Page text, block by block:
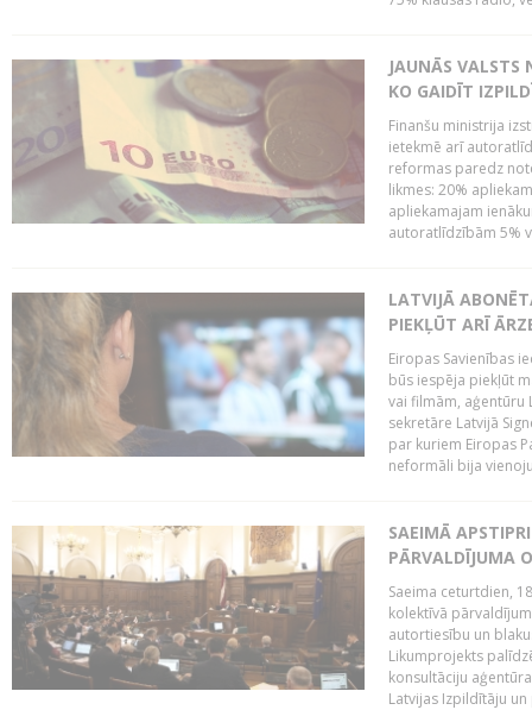
JAUNĀS VALSTS
KO GAIDĪT
Finanšu ministrija
ietekmē arī
reformas paredz
likmes: 20%
apliekamajam
autoratlīdzībām 5%
LATVIJĀ
PIEKĻŪT ARĪ
Eiropas Savienības
būs iespēja piekļūt
vai filmām, aģentūru
sekretāre Latvijā
par kuriem Eiropas
neformāli bija
SAEIMĀ
PĀRVALDĪJUMA
Saeima ceturtdien,
kolektīvā
autortiesību un
Likumprojekts
konsultāciju
Latvijas Izpildītāju